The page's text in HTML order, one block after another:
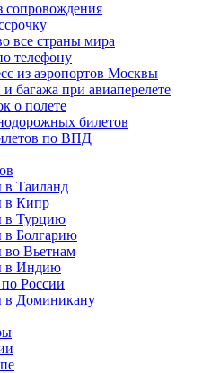
сопровождения
все страны мира
телефону
из аэропортов Москвы
багажа при авиаперелете
о полете
билетов
по ВПД
в Таиланд
в Кипр
в Турцию
в Болгарию
во Вьетнам
в Индию
России
в Доминикану